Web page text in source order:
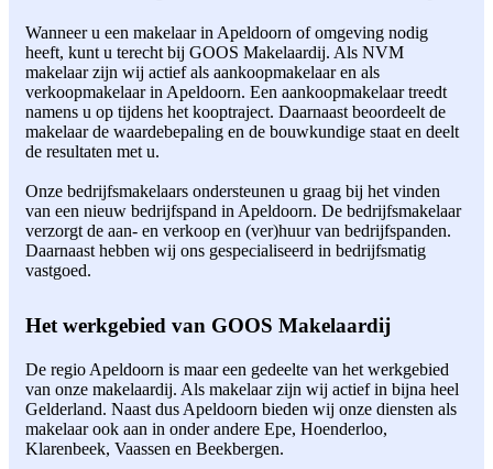
Wanneer u een makelaar in Apeldoorn of omgeving nodig
heeft, kunt u terecht bij GOOS Makelaardij. Als NVM
makelaar zijn wij actief als aankoopmakelaar en als
verkoopmakelaar in Apeldoorn. Een aankoopmakelaar treedt
namens u op tijdens het kooptraject. Daarnaast beoordeelt de
makelaar de waardebepaling en de bouwkundige staat en deelt
de resultaten met u.
Onze bedrijfsmakelaars ondersteunen u graag bij het vinden
van een nieuw bedrijfspand in Apeldoorn. De bedrijfsmakelaar
verzorgt de aan- en verkoop en (ver)huur van bedrijfspanden.
Daarnaast hebben wij ons gespecialiseerd in bedrijfsmatig
vastgoed.
Het werkgebied van GOOS Makelaardij
De regio Apeldoorn is maar een gedeelte van het werkgebied
van onze makelaardij. Als makelaar zijn wij actief in bijna heel
Gelderland. Naast dus Apeldoorn bieden wij onze diensten als
makelaar ook aan in onder andere Epe, Hoenderloo,
Klarenbeek, Vaassen en Beekbergen.